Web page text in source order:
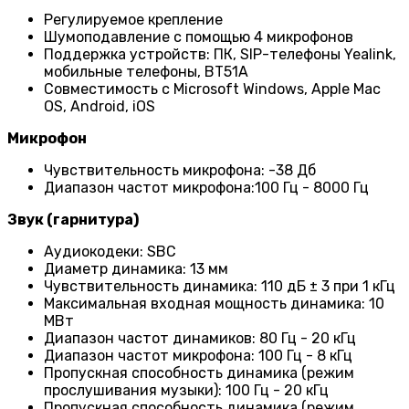
Регулируемое крепление
Шумоподавление с помощью 4 микрофонов
Поддержка устройств: ПК, SIP-телефоны Yealink,
мобильные телефоны, BT51A
Совместимость с Microsoft Windows, Apple Mac
OS, Android, iOS
Микрофон
Чувствительность микрофона: -38 Дб
Диапазон частот микрофона:100 Гц - 8000 Гц
Звук (гарнитура)
Аудиокодеки: SBC
Диаметр динамика: 13 мм
Чувствительность динамика: 110 дБ ± 3 при 1 кГц
Максимальная входная мощность динамика: 10
МВт
Диапазон частот динамиков: 80 Гц - 20 кГц
Диапазон частот микрофона: 100 Гц - 8 кГц
Пропускная способность динамика (режим
прослушивания музыки): 100 Гц - 20 кГц